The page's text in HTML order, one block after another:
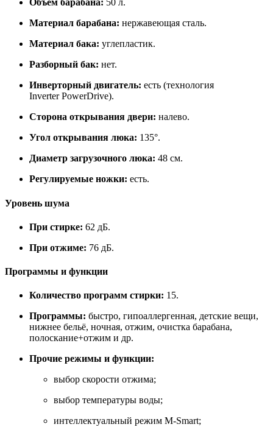
Объём барабана: 50 л.
Материал барабана: нержавеющая сталь.
Материал бака: углепластик.
Разборный бак: нет.
Инверторный двигатель: есть (технология
Inverter PowerDrive).
Сторона открывания двери: налево.
Угол открывания люка: 135°.
Диаметр загрузочного люка: 48 см.
Регулируемые ножки: есть.
Уровень шума
При стирке: 62 дБ.
При отжиме: 76 дБ.
Программы и функции
Количество программ стирки: 15.
Программы: быстро, гипоаллергенная, детские вещи,
нижнее бельё, ночная, отжим, очистка барабана,
полоскание+отжим и др.
Прочие режимы и функции:
выбор скорости отжима;
выбор температуры воды;
интеллектуальный режим М‑Smart;